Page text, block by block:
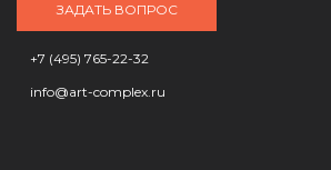
ЗАДАТЬ ВОПРОС
+7 (495) 765-22-32
info@art-complex.ru